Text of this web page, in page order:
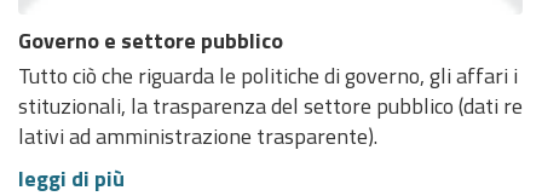
Governo e settore pubblico
Tutto ciò che riguarda le politiche di governo, gli affari i
stituzionali, la trasparenza del settore pubblico (dati re
lativi ad amministrazione trasparente).
leggi di più